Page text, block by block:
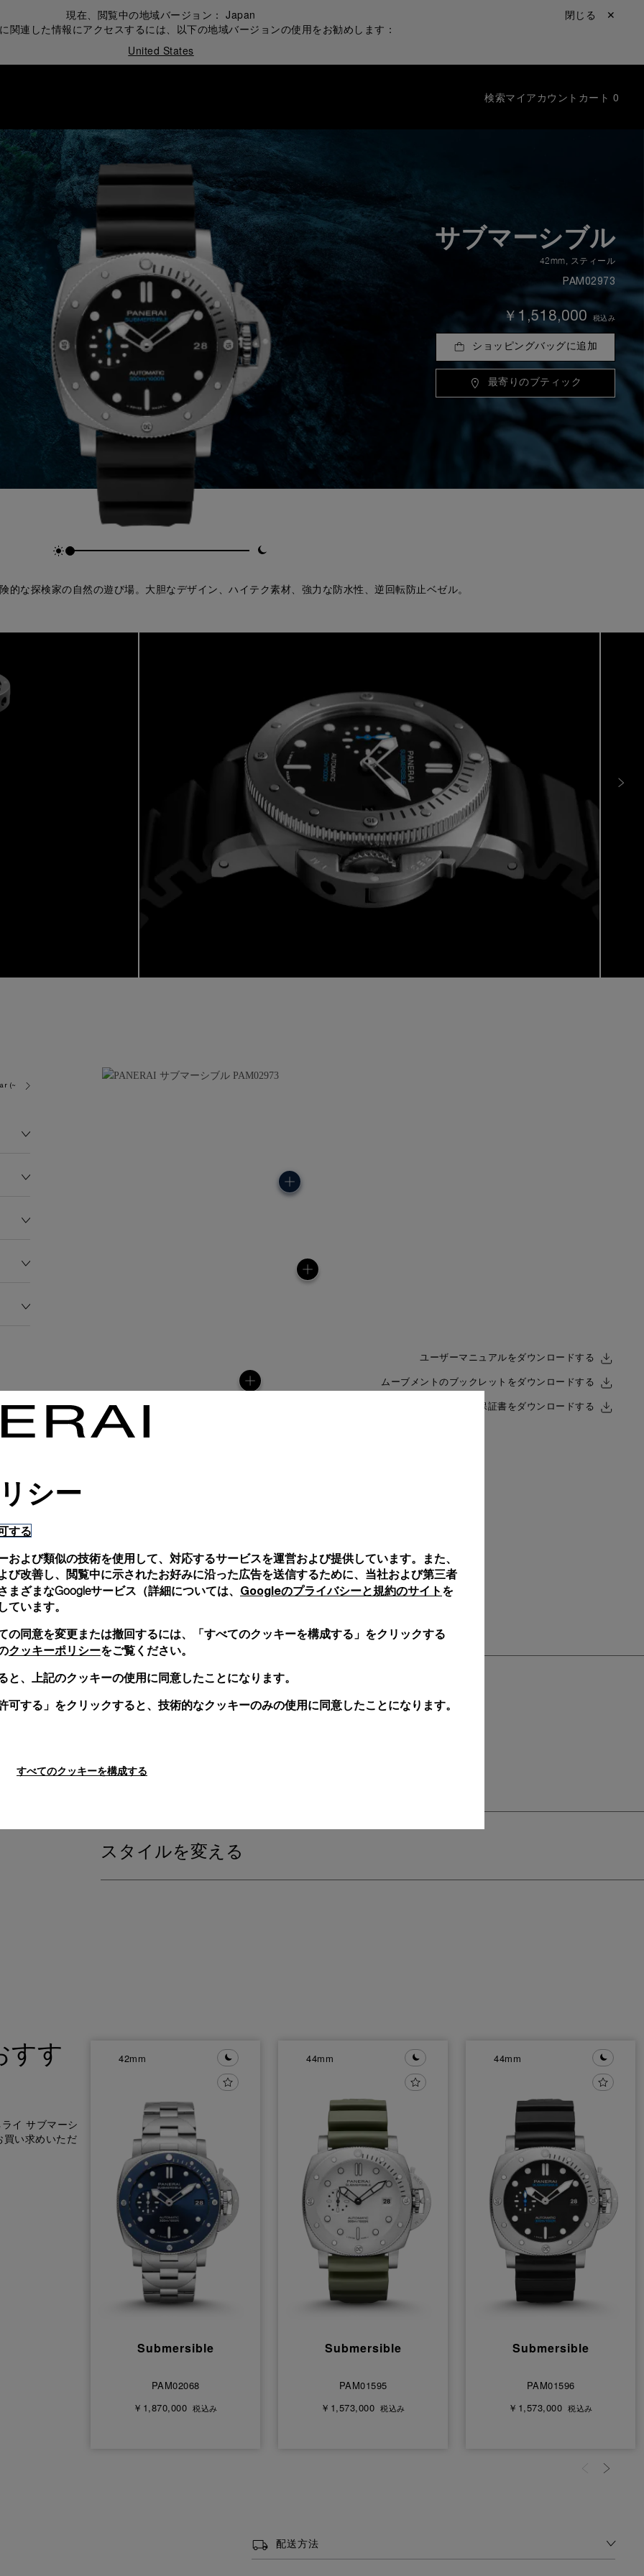
現在、閲覧中の地域バージョン：Japan
関連した情報にアクセスするには、以下の地域バージョンの使用をお勧めします：
United States
閉じる ✕
検索マイアカウント カート 0
サブマーシブル
42mm スティール
PAM02973
￥1,518,000 税込み
ショッピングバッグに追加
最寄りのブティック
的な探検家の自然の遊び場。大胆なデザイン、ハイテク素材、強力な防水性、逆回転防止ベゼル。
(~300.0 metres)
ユーザーマニュアルをダウンロードする
ムーブメントのブックレットをダウンロードする
保証書をダウンロードする
交換用ストラップ付属
交換用ストラップも付属します。
ウォッチの美しさを損なうことなく、実用的な汎用性をもたらします。
スタイルを変える
すす
イ サブマーシ
い求めいただ
42mm
Submersible
PAM02068
￥1,870,000 税込み
44mm
Submersible
PAM01595
￥1,573,000 税込み
44mm
Submersible
PAM01596
￥1,573,000 税込み
配送方法
シー
する
および類似の技術を使用して、対応するサービスを運営および提供しています。また、
び改善し、閲覧中に示されたお好みに沿った広告を送信するために、当社および第三者
ざまなGoogleサービス（詳細については、 Googleのプライバシーと規約のサイト を
ています。
の同意を変更または撤回するには、「すべてのクッキーを構成する」をクリックする
クッキーポリシーをご覧ください。
と、上記のクッキーの使用に同意したことになります。
可する」をクリックすると、技術的なクッキーのみの使用に同意したことになります。
すべてのクッキーを構成する